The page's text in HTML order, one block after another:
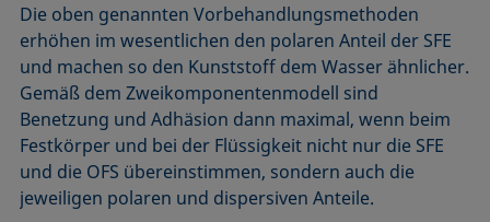
Die oben genannten Vorbehandlungsmethoden
erhöhen im wesentlichen den polaren Anteil der SFE
und machen so den Kunststoff dem Wasser ähnlicher.
Gemäß dem Zweikomponentenmodell sind
Benetzung und Adhäsion dann maximal, wenn beim
Festkörper und bei der Flüssigkeit nicht nur die SFE
und die OFS übereinstimmen, sondern auch die
jeweiligen polaren und dispersiven Anteile.